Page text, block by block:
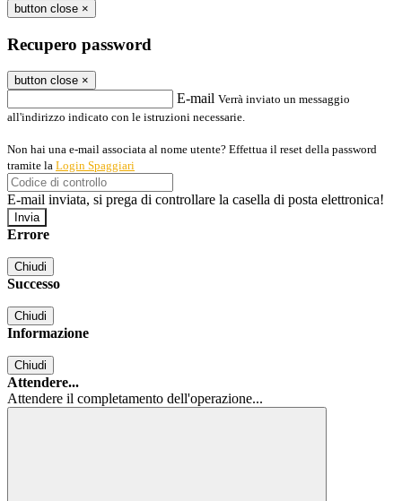
button close ×
Recupero password
button close ×
E-mail Verrà inviato un messaggio
all'indirizzo indicato con le istruzioni necessarie.
Non hai una e-mail associata al nome utente? Effettua il reset della password
tramite la Login Spaggiari
E-mail inviata, si prega di controllare la casella di posta elettronica!
Errore
Chiudi
Successo
Chiudi
Informazione
Chiudi
Attendere...
Attendere il completamento dell'operazione...